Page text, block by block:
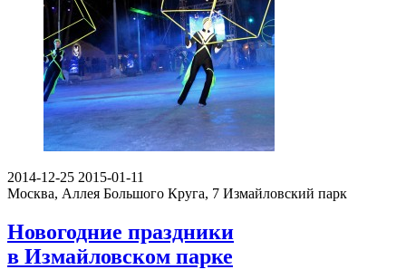
2014-12-25 2015-01-11
Москва, Аллея Большого Круга, 7 Измайловский парк
Новогодние праздники
в Измайловском парке